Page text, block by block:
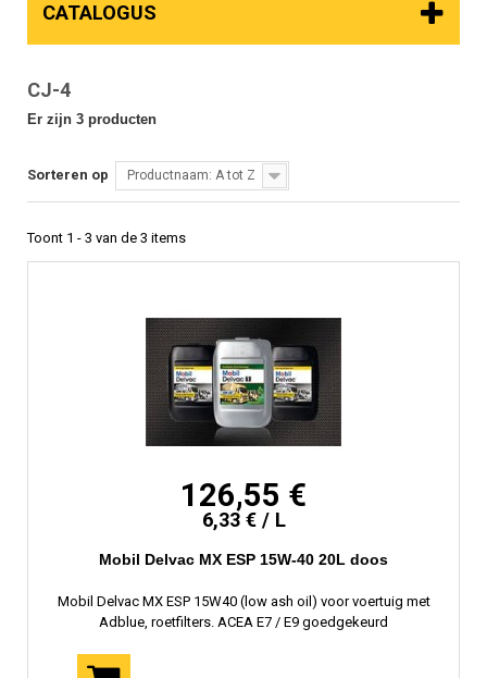
CATALOGUS
CJ-4
Er zijn 3 producten
Sorteren op Productnaam: A tot Z
Toont 1 - 3 van de 3 items
126,55 €
6,33 € / L
Mobil Delvac MX ESP 15W-40 20L doos
Mobil Delvac MX ESP 15W40 (low ash oil) voor voertuig met
Adblue, roetfilters. ACEA E7 / E9 goedgekeurd